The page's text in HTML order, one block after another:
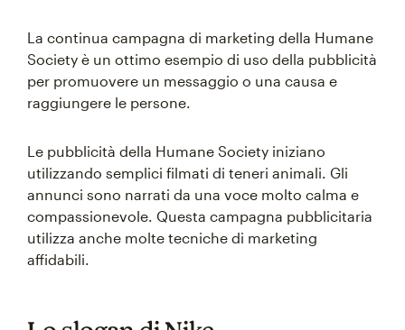
La continua campagna di marketing della Humane
Society è un ottimo esempio di uso della pubblicità
per promuovere un messaggio o una causa e
raggiungere le persone.
Le pubblicità della Humane Society iniziano
utilizzando semplici filmati di teneri animali. Gli
annunci sono narrati da una voce molto calma e
compassionevole. Questa campagna pubblicitaria
utilizza anche molte tecniche di marketing
affidabili.